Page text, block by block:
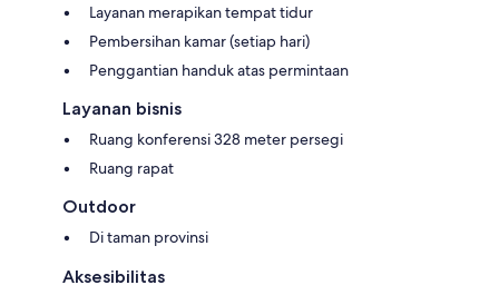
Layanan merapikan tempat tidur
Pembersihan kamar (setiap hari)
Penggantian handuk atas permintaan
Layanan bisnis
Ruang konferensi 328 meter persegi
Ruang rapat
Outdoor
Di taman provinsi
Aksesibilitas